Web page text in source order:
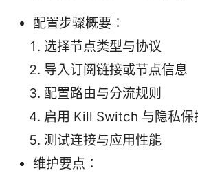
配置步骤概要：
选择节点类型与协议
导入订阅链接或节点信息
配置路由与分流规则
启用 Kill Switch 与隐私保
测试连接与应用性能
维护要点：